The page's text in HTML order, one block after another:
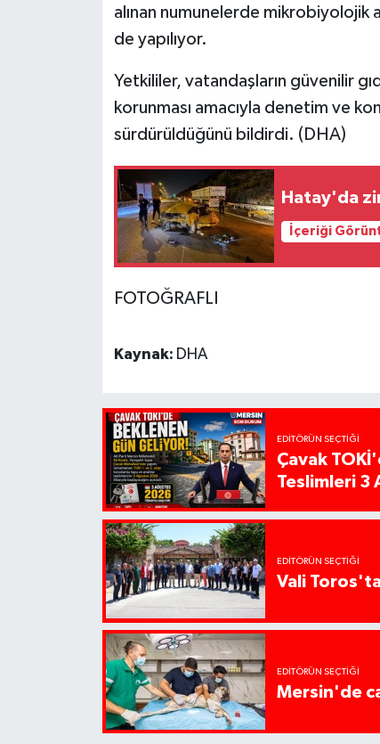
alınan numunelerde mikrobiyolojik
de yapılıyor.
Yetkililer, vatandaşların güvenilir
korunması amacıyla denetim ve
sürdürüldüğünü bildirdi. (DHA)
Hatay'da
İçeriği
FOTOĞRAFLI
Kaynak: DHA
EDITÖRÜN SEÇTIĞI
Çavak
Teslimleri 3
EDITÖRÜN SEÇTIĞI
Vali
EDITÖRÜN SEÇTIĞI
Mersin'de